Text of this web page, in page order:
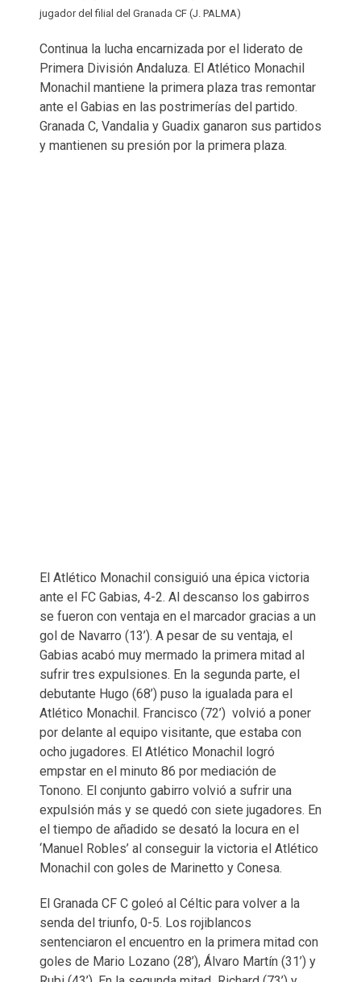
jugador del filial del Granada CF (J. PALMA)
Continua la lucha encarnizada por el liderato de
Primera División Andaluza. El Atlético Monachil
Monachil mantiene la primera plaza tras remontar
ante el Gabias en las postrimerías del partido.
Granada C, Vandalia y Guadix ganaron sus partidos
y mantienen su presión por la primera plaza.
El Atlético Monachil consiguió una épica victoria
ante el FC Gabias, 4-2. Al descanso los gabirros
se fueron con ventaja en el marcador gracias a un
gol de Navarro (13’). A pesar de su ventaja, el
Gabias acabó muy mermado la primera mitad al
sufrir tres expulsiones. En la segunda parte, el
debutante Hugo (68’) puso la igualada para el
Atlético Monachil. Francisco (72’) volvió a poner
por delante al equipo visitante, que estaba con
ocho jugadores. El Atlético Monachil logró
empstar en el minuto 86 por mediación de
Tonono. El conjunto gabirro volvió a sufrir una
expulsión más y se quedó con siete jugadores. En
el tiempo de añadido se desató la locura en el
‘Manuel Robles’ al conseguir la victoria el Atlético
Monachil con goles de Marinetto y Conesa.
El Granada CF C goleó al Céltic para volver a la
senda del triunfo, 0-5. Los rojiblancos
sentenciaron el encuentro en la primera mitad con
goles de Mario Lozano (28’), Álvaro Martín (31’) y